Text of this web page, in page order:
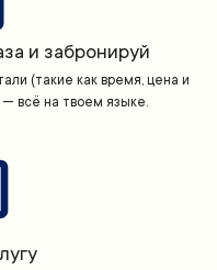
и забронируй
(такие как время, цена и
всё на твоем языке.